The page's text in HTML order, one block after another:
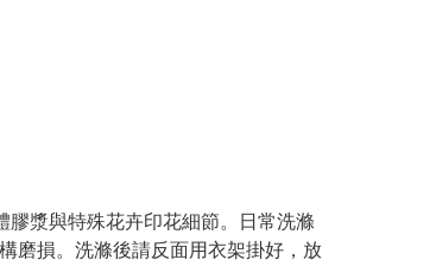
漿與特殊花卉印花細節。日常洗滌
磨損。洗滌後請反面用衣架掛好，放